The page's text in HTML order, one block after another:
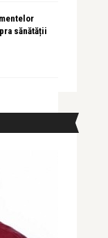
sănătății